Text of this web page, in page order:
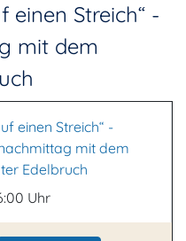
einen Streich“ -
mit dem
einen Streich“ -
mit dem
Edelbruch
Uhr